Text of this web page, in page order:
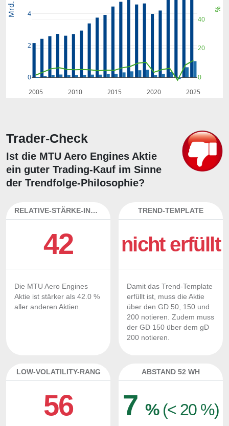
2005 2010 2015 2020 2025
0
2
4
0
20
40
Mrd. %
Trader-Check
Ist die MTU Aero Engines Aktie
ein guter Trading-Kauf im Sinne
der Trendfolge-Philosophie?
RELATIVE-STÄRKE-INDEX
42
Die MTU Aero Engines
Aktie ist stärker als 42.0 %
aller anderen Aktien.
TREND-TEMPLATE
nicht erfüllt
Damit das Trend-Template
erfüllt ist, muss die Aktie
über den GD 50, 150 und
200 notieren. Zudem muss
der GD 150 über dem gD
200 notieren.
LOW-VOLATILITY-RANG
56
ABSTAND 52 WH
7 % (< 20 %)